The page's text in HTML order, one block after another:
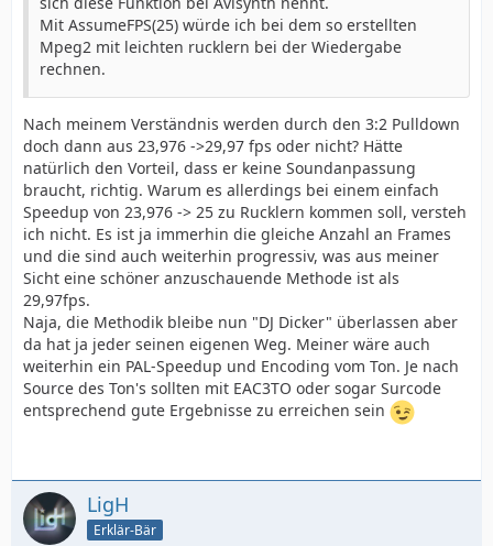
Mit AssumeFPS(25) würde ich bei dem so erstellten
Mpeg2 mit leichten rucklern bei der Wiedergabe
rechnen.
Nach meinem Verständnis werden durch den 3:2 Pulldown
doch dann aus 23,976 ->29,97 fps oder nicht? Hätte
natürlich den Vorteil, dass er keine Soundanpassung
braucht, richtig. Warum es allerdings bei einem einfach
Speedup von 23,976 -> 25 zu Rucklern kommen soll, versteh
ich nicht. Es ist ja immerhin die gleiche Anzahl an Frames
und die sind auch weiterhin progressiv, was aus meiner
Sicht eine schöner anzuschauende Methode ist als
29,97fps.
Naja, die Methodik bleibe nun "DJ Dicker" überlassen aber
da hat ja jeder seinen eigenen Weg. Meiner wäre auch
weiterhin ein PAL-Speedup und Encoding vom Ton. Je nach
Source des Ton's sollten mit EAC3TO oder sogar Surcode
entsprechend gute Ergebnisse zu erreichen sein
LigH
Erklär-Bär